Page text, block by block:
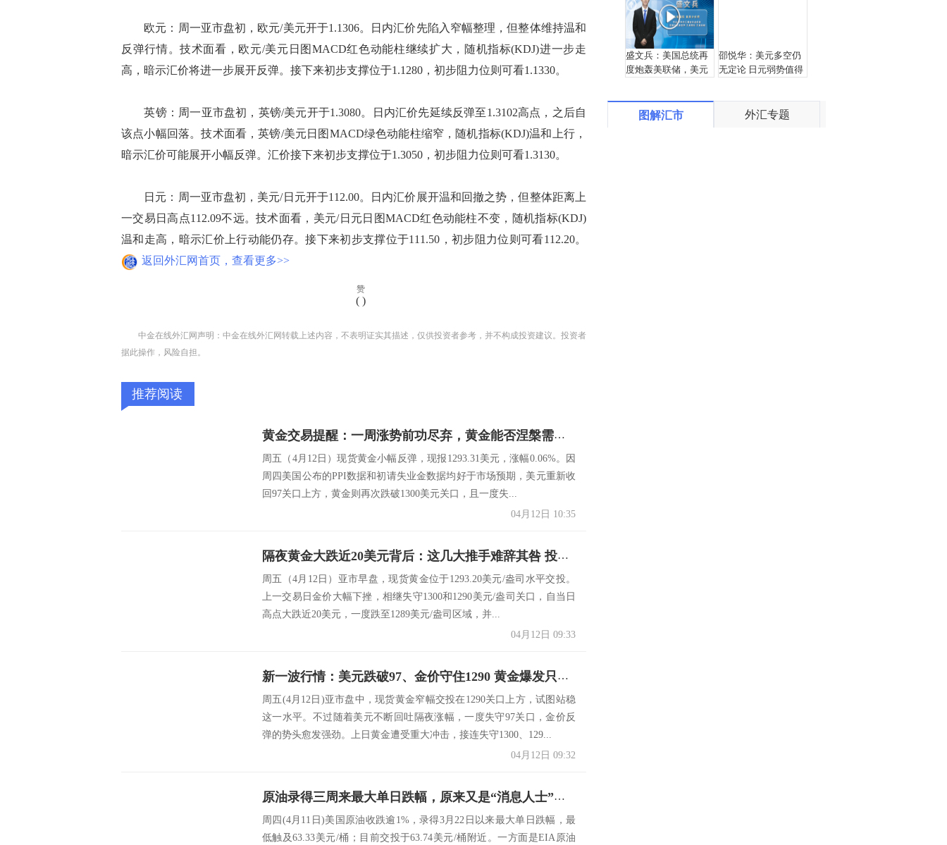
欧元：周一亚市盘初，欧元/美元开于1.1306。日内汇价先陷入窄幅整理，但整体维持温和
反弹行情。技术面看，欧元/美元日图MACD红色动能柱继续扩大，随机指标(KDJ)进一步走
高，暗示汇价将进一步展开反弹。接下来初步支撑位于1.1280，初步阻力位则可看1.1330。
英镑：周一亚市盘初，英镑/美元开于1.3080。日内汇价先延续反弹至1.3102高点，之后自
该点小幅回落。技术面看，英镑/美元日图MACD绿色动能柱缩窄，随机指标(KDJ)温和上行，
暗示汇价可能展开小幅反弹。汇价接下来初步支撑位于1.3050，初步阻力位则可看1.3130。
日元：周一亚市盘初，美元/日元开于112.00。日内汇价展开温和回撤之势，但整体距离上
一交易日高点112.09不远。技术面看，美元/日元日图MACD红色动能柱不变，随机指标(KDJ)
温和走高，暗示汇价上行动能仍存。接下来初步支撑位于111.50，初步阻力位则可看112.20。
返回外汇网首页，查看更多>>
赞
( )
中金在线外汇网声明：中金在线外汇网转载上述内容，不表明证实其描述，仅供投资者参考，并不构成投资建议。投资者
据此操作，风险自担。
推荐阅读
黄金交易提醒：一周涨势前功尽弃，黄金能否涅槃需关注四月末这一数据
周五（4月12日）现货黄金小幅反弹，现报1293.31美元，涨幅0.06%。因
周四美国公布的PPI数据和初请失业金数据均好于市场预期，美元重新收
回97关口上方，黄金则再次跌破1300美元关口，且一度失...
04月12日 10:35
隔夜黄金大跌近20美元背后：这几大推手难辞其咎 投行缘何顽强看多？
周五（4月12日）亚市早盘，现货黄金位于1293.20美元/盎司水平交投。
上一交易日金价大幅下挫，相继失守1300和1290美元/盎司关口，自当日
高点大跌近20美元，一度跌至1289美元/盎司区域，并...
04月12日 09:33
新一波行情：美元跌破97、金价守住1290 黄金爆发只是时间问题？
周五(4月12日)亚市盘中，现货黄金窄幅交投在1290关口上方，试图站稳
这一水平。不过随着美元不断回吐隔夜涨幅，一度失守97关口，金价反
弹的势头愈发强劲。上日黄金遭受重大冲击，接连失守1300、129...
04月12日 09:32
原油录得三周来最大单日跌幅，原来又是“消息人士”惹的祸
周四(4月11日)美国原油收跌逾1%，录得3月22日以来最大单日跌幅，最
低触及63.33美元/桶；目前交投于63.74美元/桶附近。一方面是EIA原油
盛文兵：美国总统再
度炮轰美联储，美元
邵悦华：美元多空仍
无定论 日元弱势值得
图解汇市 外汇专题